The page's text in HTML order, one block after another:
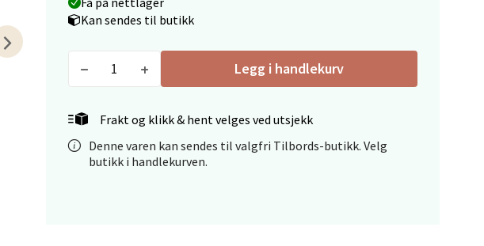
Kan sendes til butikk
Legg i handlekurv
Frakt og klikk & hent velges ved utsjekk
Denne varen kan sendes til valgfri Tilbords-butikk. Velg
butikk i handlekurven.